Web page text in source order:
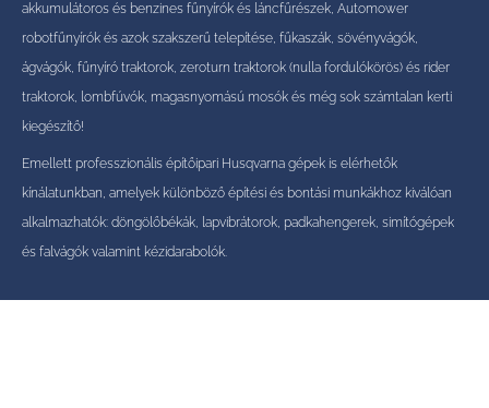
akkumulátoros és benzines fűnyírók és láncfűrészek, Automower
robotfűnyírók és azok szakszerű telepítése, fűkaszák, sövényvágók,
ágvágók, fűnyíró traktorok, zeroturn traktorok (nulla fordulókörös) és rider
traktorok, lombfúvók, magasnyomású mosók és még sok számtalan kerti
kiegészítő!
Emellett professzionális építőipari Husqvarna gépek is elérhetők
kínálatunkban, amelyek különböző építési és bontási munkákhoz kiválóan
alkalmazhatók: döngölőbékák, lapvibrátorok, padkahengerek, simítógépek
és falvágók valamint kézidarabolók.